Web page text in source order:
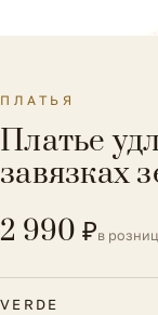
ПЛАТЬЯ
Платье
завязках
2 990 ₽в
VERDE